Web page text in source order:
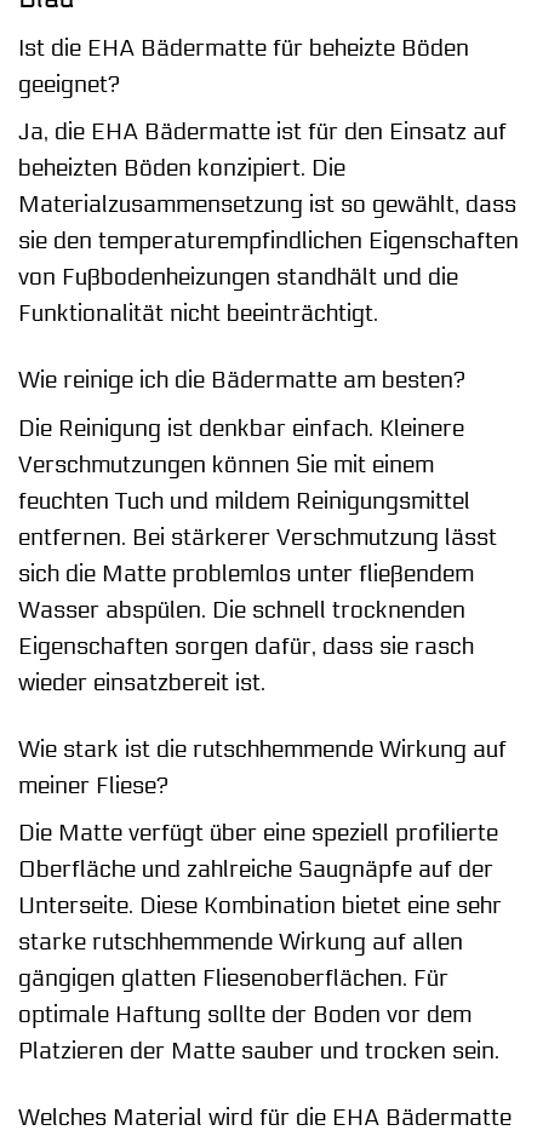
Ist die EHA Bädermatte für beheizte Böden
geeignet?
Ja, die EHA Bädermatte ist für den Einsatz auf
beheizten Böden konzipiert. Die
Materialzusammensetzung ist so gewählt, dass
sie den temperaturempfindlichen Eigenschaften
von Fußbodenheizungen standhält und die
Funktionalität nicht beeinträchtigt.
Wie reinige ich die Bädermatte am besten?
Die Reinigung ist denkbar einfach. Kleinere
Verschmutzungen können Sie mit einem
feuchten Tuch und mildem Reinigungsmittel
entfernen. Bei stärkerer Verschmutzung lässt
sich die Matte problemlos unter fließendem
Wasser abspülen. Die schnell trocknenden
Eigenschaften sorgen dafür, dass sie rasch
wieder einsatzbereit ist.
Wie stark ist die rutschhemmende Wirkung auf
meiner Fliese?
Die Matte verfügt über eine speziell profilierte
Oberfläche und zahlreiche Saugnäpfe auf der
Unterseite. Diese Kombination bietet eine sehr
starke rutschhemmende Wirkung auf allen
gängigen glatten Fliesenoberflächen. Für
optimale Haftung sollte der Boden vor dem
Platzieren der Matte sauber und trocken sein.
Welches Material wird für die EHA Bädermatte